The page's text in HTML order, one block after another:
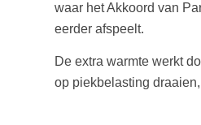
waar het Akkoord van
eerder afspeelt.
De extra warmte werkt
op piekbelasting